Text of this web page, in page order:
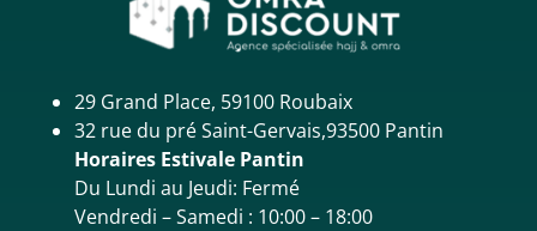
29 Grand Place, 59100 Roubaix
32 rue du pré Saint-Gervais,93500 Pantin
Horaires Estivale Pantin
Du Lundi au Jeudi: Fermé
Vendredi – Samedi : 10:00 – 18:00